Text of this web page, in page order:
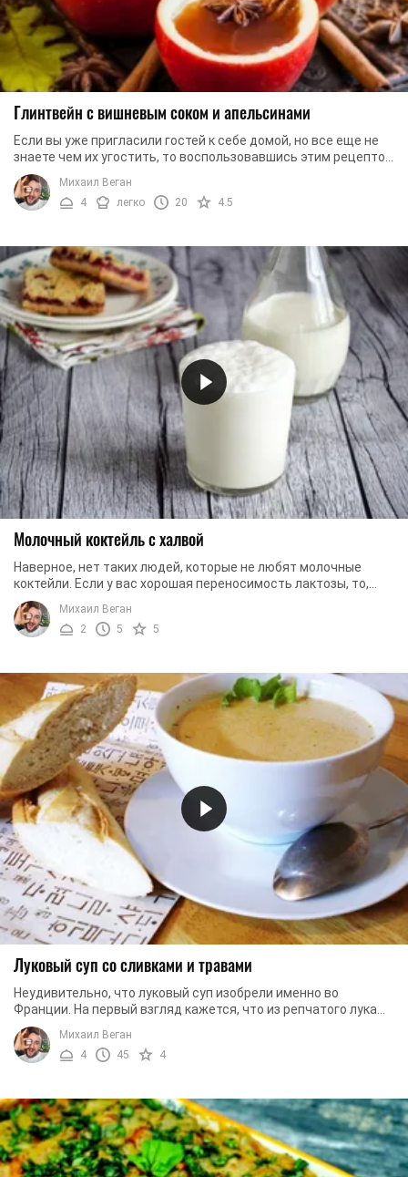
Глинтвейн с вишневым соком и апельсинами
Если вы уже пригласили гостей к себе домой, но все еще не
знаете чем их угостить, то воспользовавшись этим рецептом
вы точно не прогадаете. Глинтвейн ...
Михаил Веган
4
легко 20 4.5
Молочный коктейль с халвой
Наверное, нет таких людей, которые не любят молочные
коктейли. Если у вас хорошая переносимость лактозы, то,
наверняка, молочные коктейли есть в ...
Михаил Веган
2
5 5
Луковый суп со сливками и травами
Неудивительно, что луковый суп изобрели именно во
Франции. На первый взгляд кажется, что из репчатого лука
невозможно приготовить ничего ...
Михаил Веган
4
45 4